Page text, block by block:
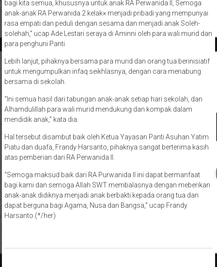
bagi kita semua, khususnya untuk anak RA Perwanida II, Semoga
anak-anak RA Perwanida 2 kelak× menjadi pribadi yang mempunyai
rasa empati dan peduli dengan sesama dan menjadi anak Soleh-
solehah,” ucap Ade Lestari seraya di Aminni oleh para wali murid dan
para penghuni Panti.
Lebih lanjut, pihaknya bersama para murid dan orang tua berinisiatif
untuk mengumpulkan infaq seikhlasnya, dengan cara menabung
bersama di sekolah.
“Ini semua hasil dari tabungan anak-anak setiap hari sekolah, dan
Alhamdulillah para wali murid mendukung dan kompak dalam
mendidik anak,” kata dia.
Hal tersebut disambut baik oleh Ketua Yayasan Panti Asuhan Yatim
Piatu dan duafa, Frandy Harsanto, pihaknya sangat berterima kasih
atas pemberian dari RA Perwanida II.
“Semoga maksud baik dari RA Purwanida II ini dapat bermanfaat
bagi kami dan semoga Allah SWT membalasnya dengan meberikan
anak-anak didiknya menjadi anak berbakti kepada orang tua dan
dapat berguna bagi Agama, Nusa dan Bangsa,” ucap Frandy
Harsanto.(*/her)